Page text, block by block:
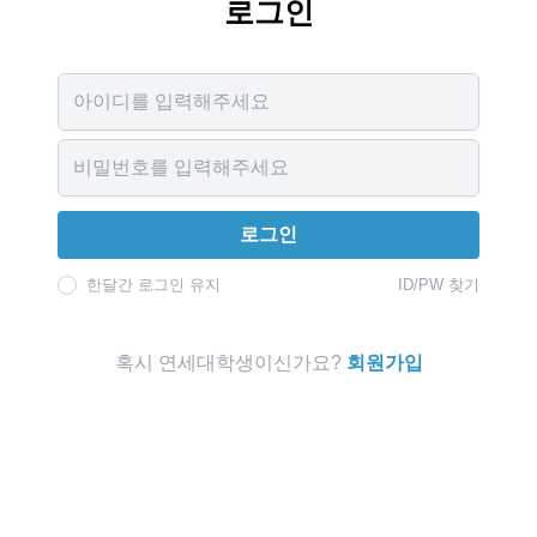
로그인
로그인
한달간 로그인 유지 ID/PW 찾기
혹시 연세대학생이신가요? 회원가입